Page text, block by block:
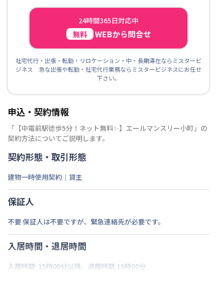
24時間365日対応中
無料 WEBから問合せ
社宅代行・出張・転勤・リロケーション・中・長期滞在ならミスタービ
ジネス 急な出張や転勤・社宅代行業務ならミスタービジネスにお任せ
下さい。
申込・契約情報
「 【中電前駅徒歩5分！ネット無料✨】エールマンスリー小町 」の
契約方法についてご説明します。
契約形態・取引形態
建物一時使用契約｜貸主
保証人
不要 保証人は不要ですが、緊急連絡先が必要です。
入居時間・退居時間
入居時間: 15時00分以降、退居時間:15時00分